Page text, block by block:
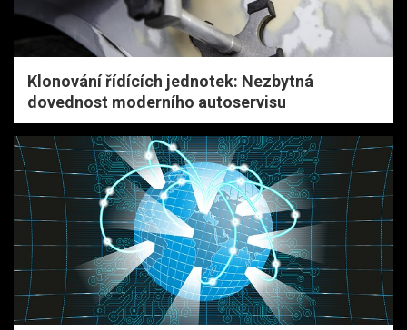
Klonování řídících jednotek: Nezbytná
dovednost moderního autoservisu